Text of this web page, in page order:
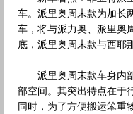
车。派里奥周末款为加长
车，将与派力奥、派里奥
底，派里奥周末款与西耶
派里奥周末款车身内部
部空间。其突出特点在于
同时，为了方便搬运笨重